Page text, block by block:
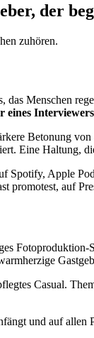
der
zuhören.
Menschen
eines
Betonung
Eine Haltung,
Spotify, Apple
promotest, auf
Casual.
und auf allen